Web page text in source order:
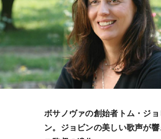
ボサノヴァの創始者トム・ジ
ン。ジョビンの美しい歌声が